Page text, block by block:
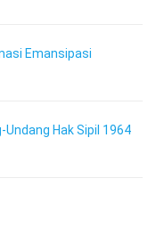
Emansipasi
Hak Sipil 1964